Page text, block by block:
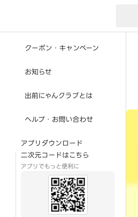
クーポン・キャンペーン
お知らせ
出前にゃんクラブとは
ヘルプ・お問い合わせ
アプリダウンロード
二次元コードはこちら
アプリでもっと便利に
超